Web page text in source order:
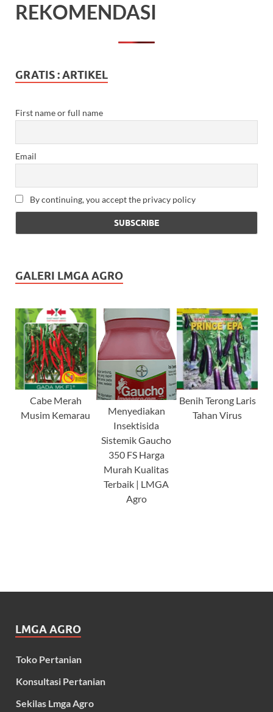
REKOMENDASI
GRATIS : ARTIKEL
First name or full name
Email
By continuing, you accept the privacy policy
GALERI LMGA AGRO
Cabe Merah
Musim Kemarau
Menyediakan
Insektisida
Sistemik Gaucho
350 FS Harga
Murah Kualitas
Terbaik | LMGA
Agro
Benih Terong Laris
Tahan Virus
LMGA AGRO
Toko Pertanian
Konsultasi Pertanian
Sekilas Lmga Agro